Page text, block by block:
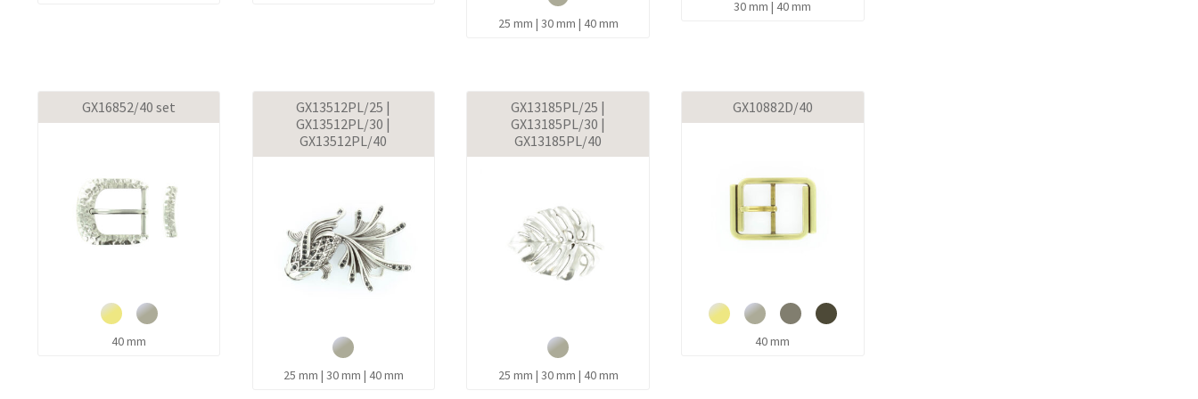
25 mm | 30 mm | 40 mm
30 mm | 40 mm
GX16852/40 set
40 mm
GX13512PL/25 |
GX13512PL/30 |
GX13512PL/40
25 mm | 30 mm | 40 mm
GX13185PL/25 |
GX13185PL/30 |
GX13185PL/40
25 mm | 30 mm | 40 mm
GX10882D/40
40 mm